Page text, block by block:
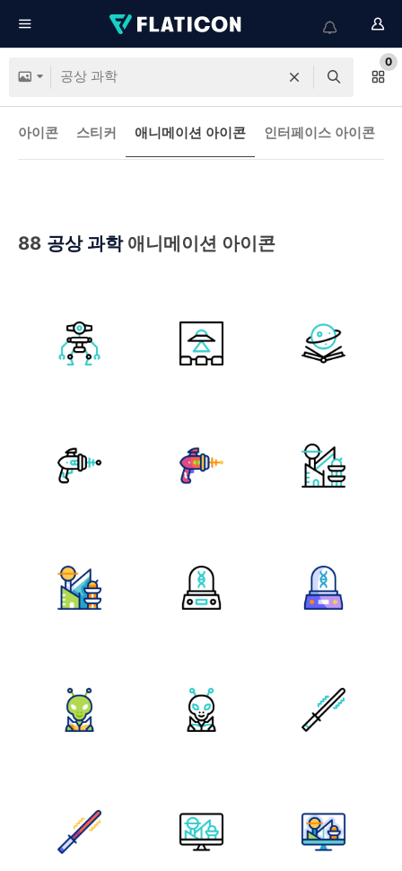
0
아이콘 스티커 애니메이션 아이콘 인터페이스 아이콘
88 공상 과학애니메이션 아이콘